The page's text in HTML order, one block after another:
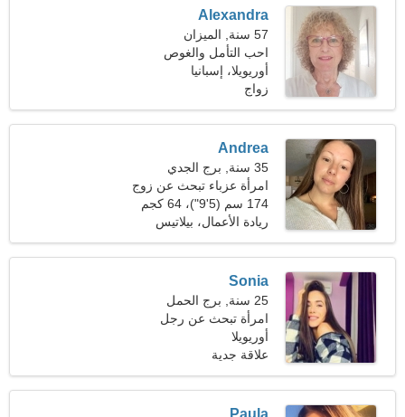
Alexandra
57 سنة, الميزان
احب التأمل والغوص
أوريويلا، إسبانيا
زواج
Andrea
35 سنة, برج الجدي
امرأة عزباء تبحث عن زوج
174 سم (5'9")، 64 كجم
(141 رطلا)ريادة الأعمال، بيلاتيس
Sonia
25 سنة, برج الحمل
امرأة تبحث عن رجل
أوريويلا
علاقة جدية
Paula